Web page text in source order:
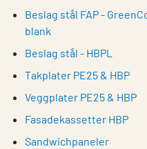
Beslag stål FAP -
blank
Beslag stål - HBPL
Takplater PE25 & HBP
Veggplater PE25 & HBP
Fasadekassetter HBP
Sandwichpaneler